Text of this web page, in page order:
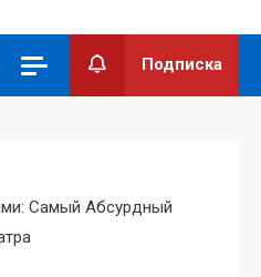
Подписка
Самый Абсурдный